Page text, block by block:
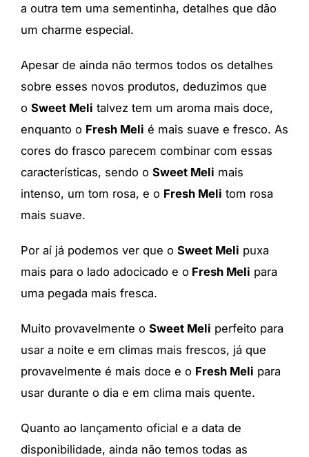
a outra tem uma sementinha, detalhes que dão
um charme especial.
Apesar de ainda não termos todos os detalhes
sobre esses novos produtos, deduzimos que
o Sweet Meli talvez tem um aroma mais doce,
enquanto o Fresh Meli é mais suave e fresco. As
cores do frasco parecem combinar com essas
características, sendo o Sweet Meli mais
intenso, um tom rosa, e o Fresh Meli tom rosa
mais suave.
Por aí já podemos ver que o Sweet Meli puxa
mais para o lado adocicado e o Fresh Meli para
uma pegada mais fresca.
Muito provavelmente o Sweet Meli perfeito para
usar a noite e em climas mais frescos, já que
provavelmente é mais doce e o Fresh Meli para
usar durante o dia e em clima mais quente.
Quanto ao lançamento oficial e a data de
disponibilidade, ainda não temos todas as